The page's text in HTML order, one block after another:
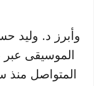
وأبرز د. وليد
الموسيقى عبر
المتواصل